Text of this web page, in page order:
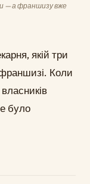
— а франшизу вже
якій три
Коли
було